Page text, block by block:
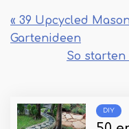
« 39 Upcycled
Gartenideen
So
DIY